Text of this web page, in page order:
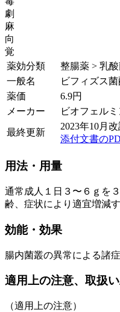
劇
麻
向
覚
薬効分類
整腸薬 > 乳
一般名
ビフィズス
薬価
6.9円
メーカー
ビオフェル
最終更新
2023年10月
添付文書の
用法・用量
通常成人１日３〜６ｇを
齢、症状により適宜増減す
効能・効果
腸内菌叢の異常による諸症
適用上の注意、取扱
（適用上の注意）